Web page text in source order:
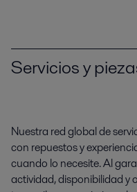
Servicios y
Nuestra red global de
con repuestos y
cuando lo necesite. Al
actividad, disponibilidad y